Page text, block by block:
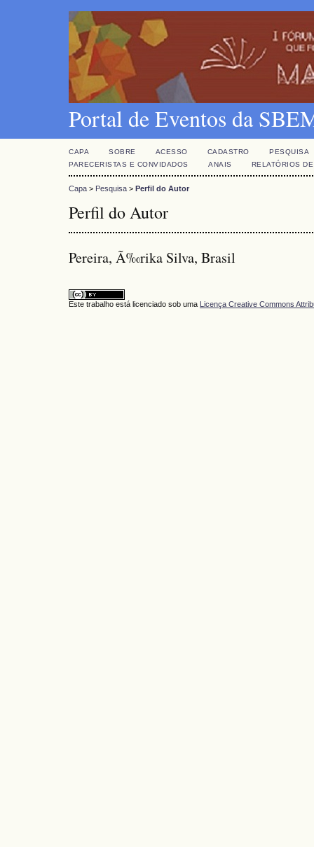
Portal de Eventos da
CAPA SOBRE ACESSO CADASTRO
PESQUISA
PARECERISTAS E CONVIDADOS
ANAIS RELATÓRIOS
Capa > Pesquisa > Perfil do Autor
Perfil do Autor
Pereira, Ã‰rika Silva, Brasil
Este trabalho está licenciado sob uma Licença Creative Commons